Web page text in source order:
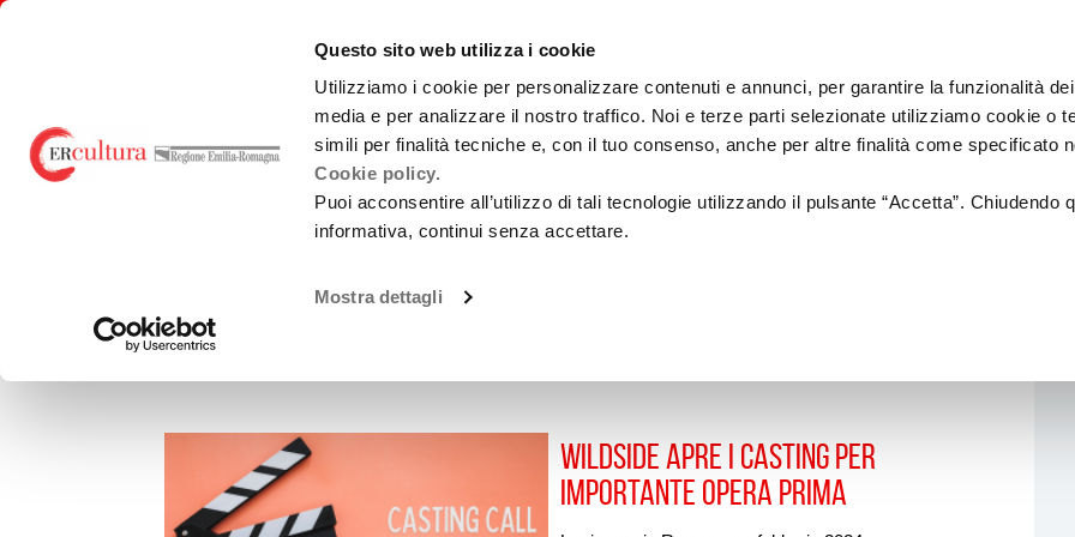
Questo sito web utilizza i cookie
Utilizziamo i cookie per personalizzare contenuti e annunci, per garantire la funzionalità
media e per analizzare il nostro traffico. Noi e terze parti selezionate utilizziamo cookie o
simili per finalità tecniche e, con il tuo consenso, anche per altre finalità come specificato
Cookie policy.
Puoi acconsentire all’utilizzo di tali tecnologie utilizzando il pulsante “Accetta”. Chiudendo
informativa, continui senza accettare.
Mostra dettagli
emiliaromagnacultura/ cinema
E-R FILM COMMISSION
Accordi territoriali
Analisi Dati
BANDI
Sviluppo
Produzione
Normativa di
PRODUZIONE
Location
Green Film
PROMOZIONE
Catalogo Opere Sostenute
SALE
cura
Assessorato
Cultura
Paesaggio
Archivio Notizie
Wildside apre i casting per
importante opera prima